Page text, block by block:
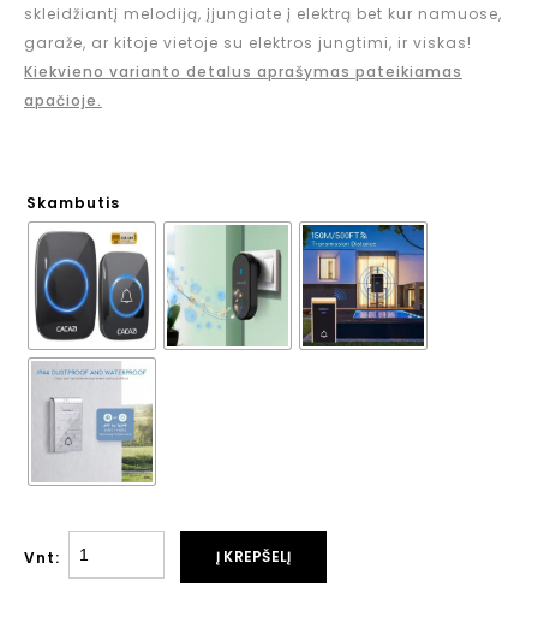
skleidžiantį melodiją, įjungiate į elektrą bet kur namuose,
garaže, ar kitoje vietoje su elektros jungtimi, ir viskas!
Kiekvieno varianto detalus aprašymas pateikiamas
apačioje.
Skambutis
Vnt: Į KREPŠELĮ